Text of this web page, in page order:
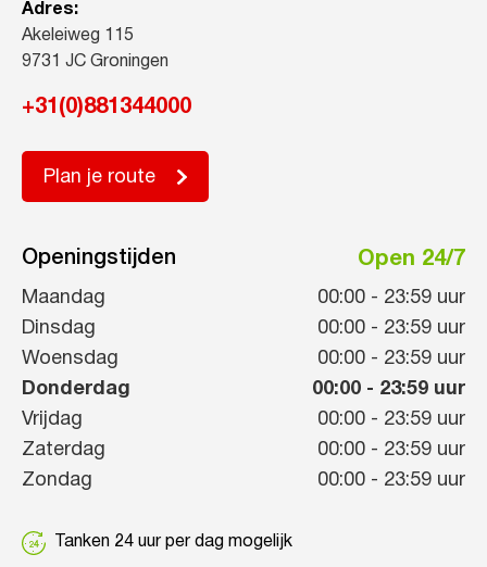
Adres:
Akeleiweg 115
9731 JC Groningen
+31(0)881344000
Plan je route
Openingstijden Open 24/7
Maandag 00:00 - 23:59 uur
Dinsdag
00:00 - 23:59 uur
Woensdag
00:00 - 23:59 uur
Donderdag
00:00 - 23:59 uur
Vrijdag
00:00 - 23:59 uur
Zaterdag
00:00 - 23:59 uur
Zondag
00:00 - 23:59 uur
Tanken 24 uur per dag mogelijk